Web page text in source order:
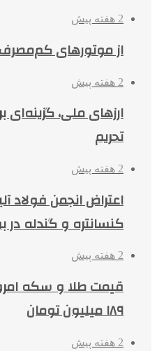
2 هفته پیش
از موتورهای
2 هفته پیش
ارزهای ملی، گزینه‌ای
تحریم
2 هفته پیش
اعتراض انجمن فولاد
کنسانتره و گندله در
2 هفته پیش
قیمت طلا و سکه
۱۸۹ میلیون تومان
2 هفته پیش